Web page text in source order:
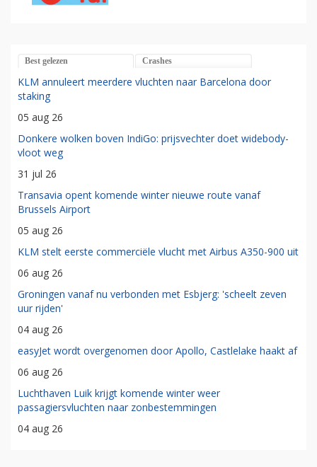
Best gelezen Crashes
KLM annuleert meerdere vluchten naar Barcelona door
staking
05 aug 26
Donkere wolken boven IndiGo: prijsvechter doet widebody-
vloot weg
31 jul 26
Transavia opent komende winter nieuwe route vanaf
Brussels Airport
05 aug 26
KLM stelt eerste commerciële vlucht met Airbus A350-900 uit
06 aug 26
Groningen vanaf nu verbonden met Esbjerg: 'scheelt zeven
uur rijden'
04 aug 26
easyJet wordt overgenomen door Apollo, Castlelake haakt af
06 aug 26
Luchthaven Luik krijgt komende winter weer
passagiersvluchten naar zonbestemmingen
04 aug 26